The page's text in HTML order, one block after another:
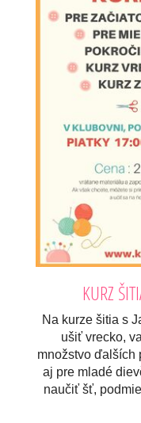
KURZ
Na kurze šitia s
ušiť vrecko,
množstvo ďalších
aj pre mladé
naučiť šť,